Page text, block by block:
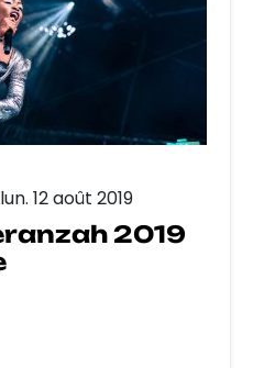
lun. 12 août 2019
2019